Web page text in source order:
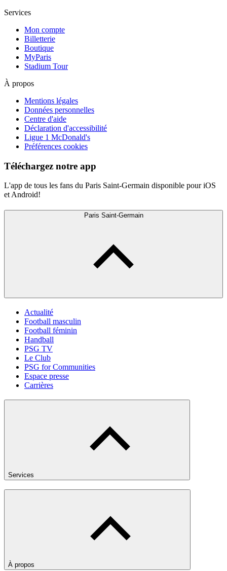
Services
Mon compte
Billetterie
Boutique
MyParis
Stadium Tour
À propos
Mentions légales
Données personnelles
Centre d'aide
Déclaration d'accessibilité
Ligue 1 McDonald's
Préférences cookies
Téléchargez notre app
L'app de tous les fans du Paris Saint-Germain disponible pour iOS
et Android!
Paris Saint-Germain
Actualité
Football masculin
Football féminin
Handball
PSG TV
Le Club
PSG for Communities
Espace presse
Carrières
Services
À propos